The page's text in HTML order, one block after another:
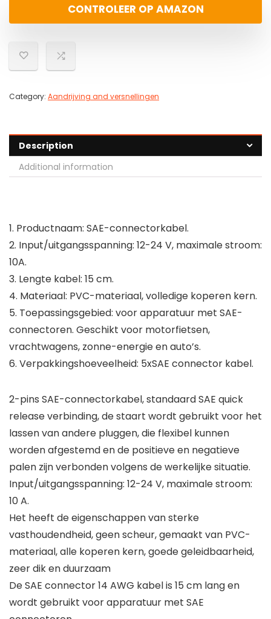
CONTROLEER OP AMAZON
Category: Aandrijving and versnellingen
Description
Additional information
1. Productnaam: SAE-connectorkabel.
2. Input/uitgangsspanning: 12-24 V, maximale stroom:
10A.
3. Lengte kabel: 15 cm.
4. Materiaal: PVC-materiaal, volledige koperen kern.
5. Toepassingsgebied: voor apparatuur met SAE-
connectoren. Geschikt voor motorfietsen,
vrachtwagens, zonne-energie en auto’s.
6. Verpakkingshoeveelheid: 5xSAE connector kabel.
2-pins SAE-connectorkabel, standaard SAE quick
release verbinding, de staart wordt gebruikt voor het
lassen van andere pluggen, die flexibel kunnen
worden afgestemd en de positieve en negatieve
palen zijn verbonden volgens de werkelijke situatie.
Input/uitgangsspanning: 12-24 V, maximale stroom:
10 A.
Het heeft de eigenschappen van sterke
vasthoudendheid, geen scheur, gemaakt van PVC-
materiaal, alle koperen kern, goede geleidbaarheid,
zeer dik en duurzaam
De SAE connector 14 AWG kabel is 15 cm lang en
wordt gebruikt voor apparatuur met SAE